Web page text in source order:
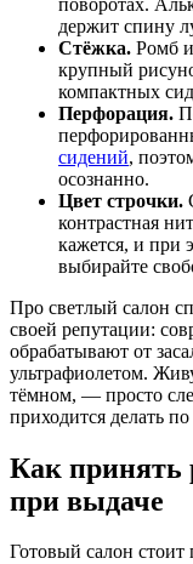
держит спину
Стёжка. Ромб
крупный
компактных
Перфорация.
сидений,
осознанно.
Цвет строчки.
контрастная
кажется, и при
выбирайте
Про светлый салон
своей репутации:
обрабатывают от
ультрафиолетом.
тёмном, — просто
приходится делать
Как принять
при выдаче
Готовый салон